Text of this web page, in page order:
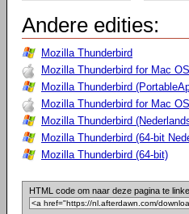
Andere edities:
Mozilla Thunderbird
Mozilla Thunderbird for Mac
Mozilla Thunderbird
Mozilla Thunderbird for Mac
Mozilla Thunderbird
Mozilla Thunderbird (64-bit
Mozilla Thunderbird (64-bit)
HTML code om naar deze pagina te